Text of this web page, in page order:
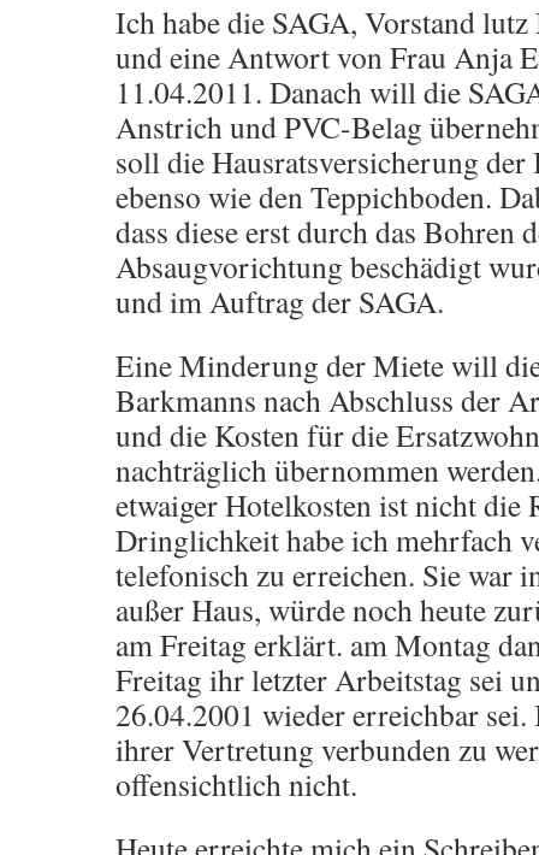
Ich habe die SAGA, Vorstand lutz
und eine Antwort von Frau Anja
11.04.2011. Danach will die
Anstrich und PVC-Belag
soll die Hausratsversicherung der
ebenso wie den Teppichboden.
dass diese erst durch das Bohren
Absaugvorichtung beschädigt
und im Auftrag der SAGA.
Eine Minderung der Miete will
Barkmanns nach Abschluss der
und die Kosten für die
nachträglich übernommen
etwaiger Hotelkosten ist nicht die
Dringlichkeit habe ich mehrfach
telefonisch zu erreichen. Sie war
außer Haus, würde noch heute
am Freitag erklärt. am Montag
Freitag ihr letzter Arbeitstag sei
26.04.2001 wieder erreichbar
ihrer Vertretung verbunden zu
offensichtlich nicht.